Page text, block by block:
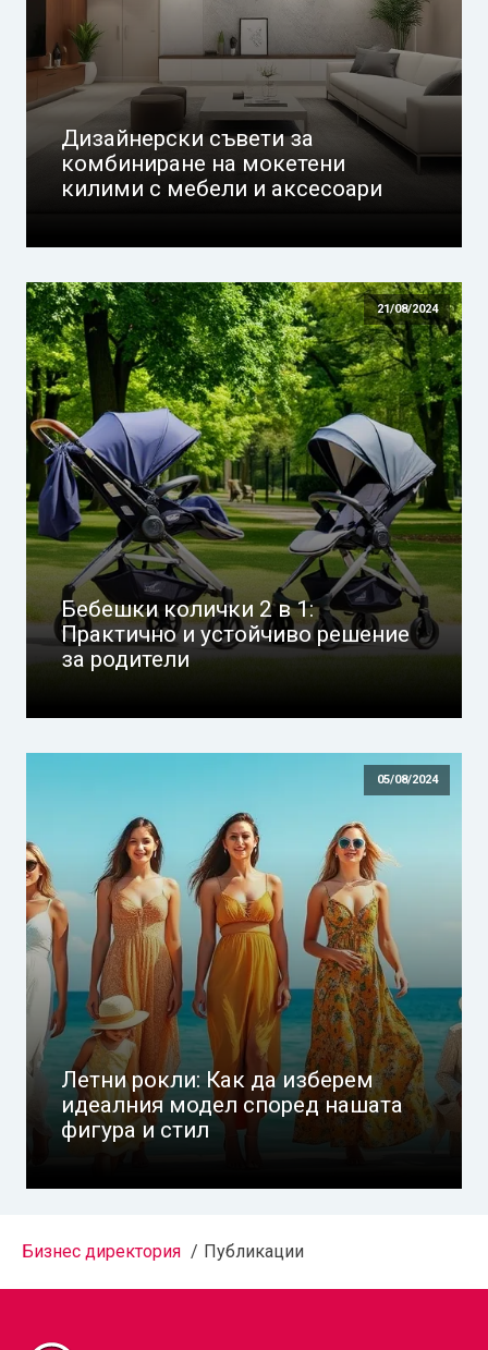
Дизайнерски съвети за
комбиниране на мокетени
килими с мебели и аксесоари
21/08/2024
Бебешки колички 2 в 1:
Практично и устойчиво решение
за родители
05/08/2024
Летни рокли: Как да изберем
идеалния модел според нашата
фигура и стил
Бизнес директория Публикации